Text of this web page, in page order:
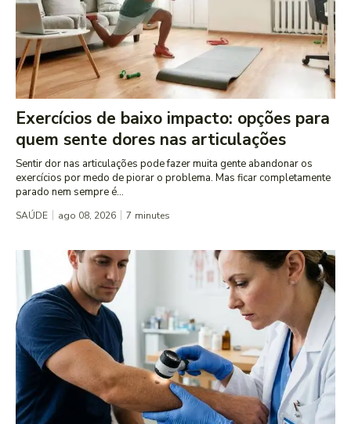
Exercícios de baixo impacto: opções para
quem sente dores nas articulações
Sentir dor nas articulações pode fazer muita gente abandonar os
exercícios por medo de piorar o problema. Mas ficar completamente
parado nem sempre é...
SAÚDE ago 08, 2026 7 minutes